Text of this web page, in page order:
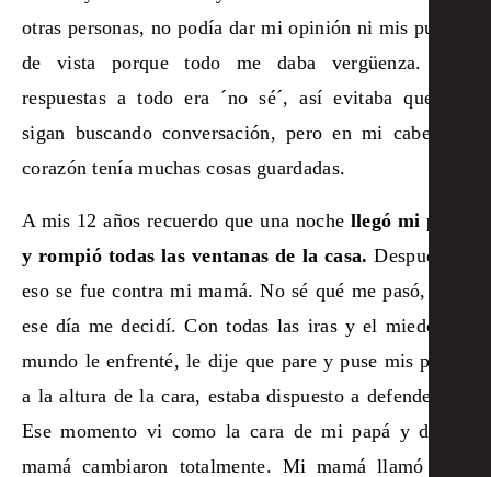
otras personas, no podía dar mi opinión ni mis puntos
de vista porque todo me daba vergüenza. Mis
respuestas a todo era ´no sé´, así evitaba que me
sigan buscando conversación, pero en mi cabeza y
corazón tenía muchas cosas guardadas.
A mis 12 años recuerdo que una noche llegó mi papá
y rompió todas las ventanas de la casa. Después de
eso se fue contra mi mamá. No sé qué me pasó, pero
ese día me decidí. Con todas las iras y el miedo del
mundo le enfrenté, le dije que pare y puse mis puños
a la altura de la cara, estaba dispuesto a defenderme.
Ese momento vi como la cara de mi papá y de mi
mamá cambiaron totalmente. Mi mamá llamó a la